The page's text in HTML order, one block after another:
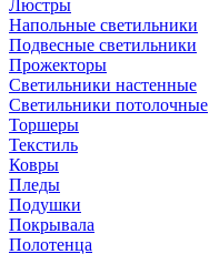
Люстры
Напольные светильники
Подвесные светильники
Прожекторы
Светильники настенные
Светильники потолочные
Торшеры
Текстиль
Ковры
Пледы
Подушки
Покрывала
Полотенца